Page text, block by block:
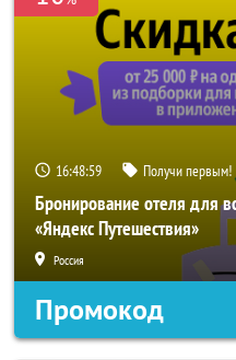
16:48:57 Получи первым!
Бронирование отеля для
«Яндекс Путешествия»
Россия
Промокод